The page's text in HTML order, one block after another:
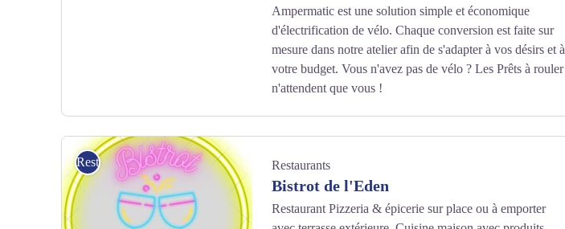
Ampermatic est une solution simple et économique
d'électrification de vélo. Chaque conversion est faite sur
mesure dans notre atelier afin de s'adapter à vos désirs et à
votre budget. Vous n'avez pas de vélo ? Les Prêts à rouler
n'attendent que vous !
Restaurants Restaurants
Bistrot de l'Eden
Restaurant Pizzeria & épicerie sur place ou à emporter